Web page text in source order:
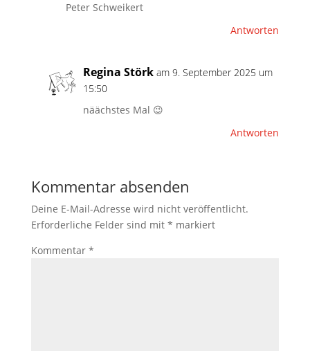
Peter Schweikert
Antworten
Regina Störk am 9. September 2025 um
15:50
näächstes Mal 😉
Antworten
Kommentar absenden
Deine E-Mail-Adresse wird nicht veröffentlicht.
Erforderliche Felder sind mit * markiert
Kommentar *